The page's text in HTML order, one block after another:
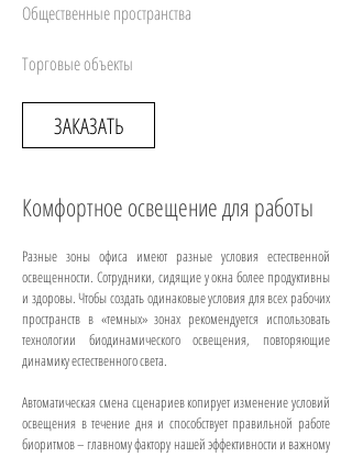
Общественные пространства
Торговые объекты
ЗАКАЗАТЬ
Комфортное освещение для работы
Разные зоны офиса имеют разные условия естественной
освещенности. Сотрудники, сидящие у окна более продуктивны
и здоровы. Чтобы создать одинаковые условия для всех рабочих
пространств в «темных» зонах рекомендуется использовать
технологии биодинамического освещения, повторяющие
динамику естественного света.
Автоматическая смена сценариев копирует изменение условий
освещения в течение дня и способствует правильной работе
биоритмов – главному фактору нашей эффективности и важному